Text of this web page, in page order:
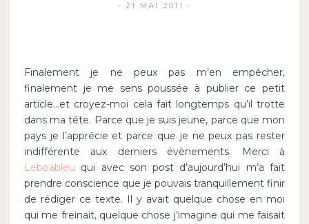
21 MAI 2011
Finalement je ne peux pas m’en empêcher,
finalement je me sens poussée à publier ce petit
article…et croyez-moi cela fait longtemps qu’il trotte
dans ma tête. Parce que je suis jeune, parce que mon
pays je l’apprécie et parce que je ne peux pas rester
indifférente aux derniers évènements. Merci à
Leboableu qui avec son post d’aujourd’hui m’a fait
prendre conscience que je pouvais tranquillement finir
de rédiger ce texte. Il y avait quelque chose en moi
qui me freinait, quelque chose j’imagine qui me faisait